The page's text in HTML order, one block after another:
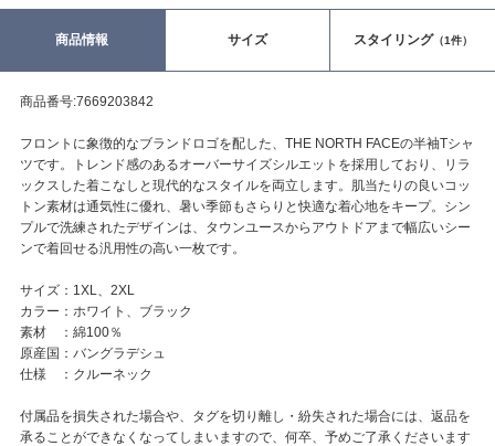
商品情報 サイズ スタイリング（1件）
商品番号:7669203842
フロントに象徴的なブランドロゴを配した、THE NORTH FACEの半袖Tシャ
ツです。トレンド感のあるオーバーサイズシルエットを採用しており、リラ
ックスした着こなしと現代的なスタイルを両立します。肌当たりの良いコッ
トン素材は通気性に優れ、暑い季節もさらりと快適な着心地をキープ。シン
プルで洗練されたデザインは、タウンユースからアウトドアまで幅広いシー
ンで着回せる汎用性の高い一枚です。
サイズ：1XL、2XL
カラー：ホワイト、ブラック
素材 ：綿100％
原産国：バングラデシュ
仕様 ：クルーネック
付属品を損失された場合や、タグを切り離し・紛失された場合には、返品を
承ることができなくなってしまいますので、何卒、予めご了承くださいます